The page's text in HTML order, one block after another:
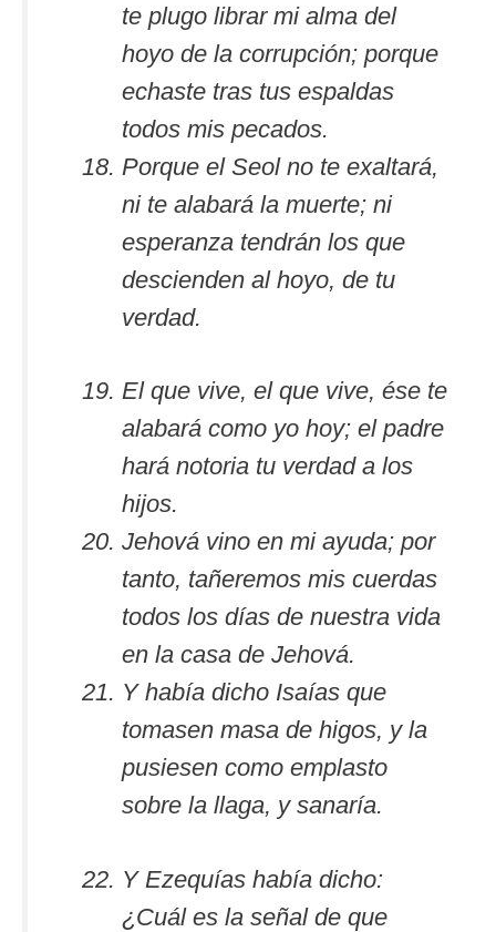
te plugo librar mi alma del
hoyo de la corrupción; porque
echaste tras tus espaldas
todos mis pecados.
Porque el Seol no te exaltará,
ni te alabará la muerte; ni
esperanza tendrán los que
descienden al hoyo, de tu
verdad.
El que vive, el que vive, ése te
alabará como yo hoy; el padre
hará notoria tu verdad a los
hijos.
Jehová vino en mi ayuda; por
tanto, tañeremos mis cuerdas
todos los días de nuestra vida
en la casa de Jehová.
Y había dicho Isaías que
tomasen masa de higos, y la
pusiesen como emplasto
sobre la llaga, y sanaría.
Y Ezequías había dicho:
¿Cuál es la señal de que